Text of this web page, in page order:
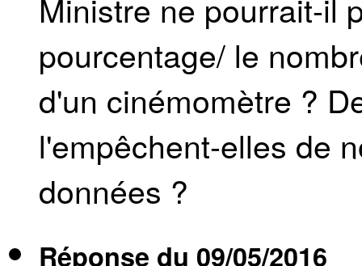
pourcentage/ le
d'un cinémomètre ?
l'empêchent-elles de
données ?
Réponse du 09/05/2016